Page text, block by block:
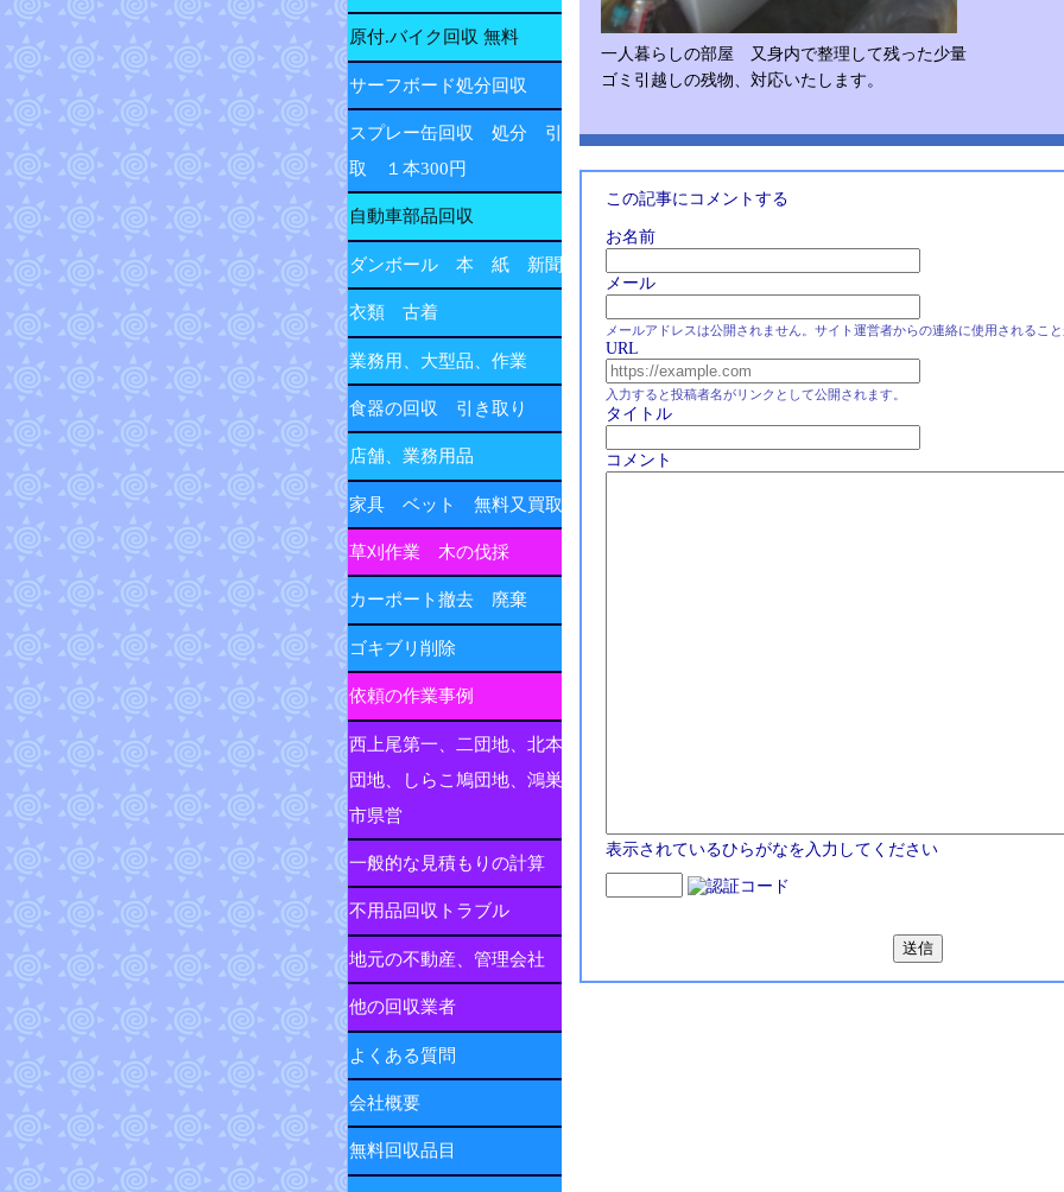
一人暮らしの部屋 又身内で整理して残った少量
ゴミ引越しの残物、対応いたします。
この記事にコメントする
お名前
メール
メールアドレスは公開されません。サイト運営者からの連絡に使用されるこ
URL
入力すると投稿者名がリンクとして公開されます。
タイトル
コメント
表示されているひらがなを入力してください
原付.バイク回収 無料
サーフボード処分回収
スプレー缶回収 処分 引
取 １本300円
自動車部品回収
ダンボール 本 紙 新聞
衣類 古着
業務用、大型品、作業
食器の回収 引き取り
店舗、業務用品
家具 ベット 無料又買取
草刈作業 木の伐採
カーポート撤去 廃棄
ゴキブリ削除
依頼の作業事例
西上尾第一、二団地、北本
団地、しらこ鳩団地、鴻巣
市県営
一般的な見積もりの計算
不用品回収トラブル
地元の不動産、管理会社
他の回収業者
よくある質問
会社概要
無料回収品目